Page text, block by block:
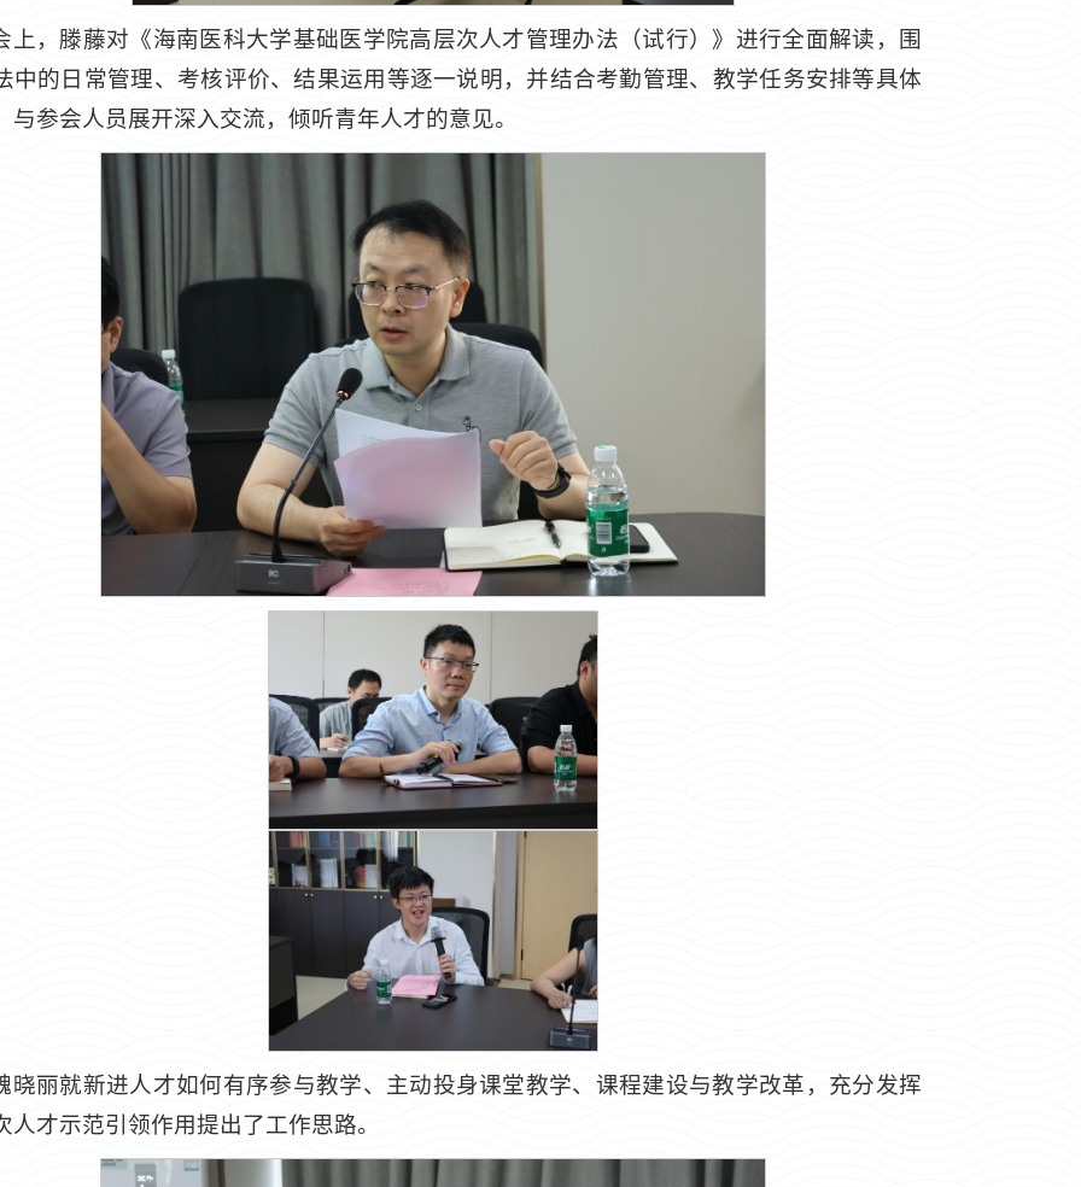
上，滕藤对《海南医科大学基础医学院高层次人才管理办法（试行）》进行全面解读，围
中的日常管理、考核评价、结果运用等逐一说明，并结合考勤管理、教学任务安排等具体
与参会人员展开深入交流，倾听青年人才的意见。
晓丽就新进人才如何有序参与教学、主动投身课堂教学、课程建设与教学改革，充分发挥
人才示范引领作用提出了工作思路。